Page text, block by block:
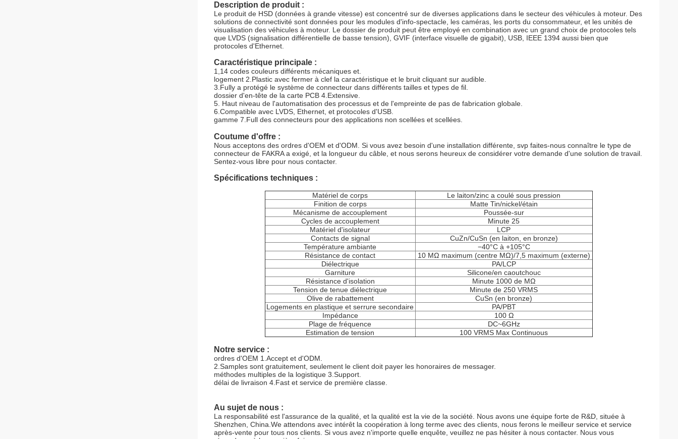
Description de produit :
Le produit de HSD (données à grande vitesse) est concentré sur de diverses applications dans le secteur des véhicules à moteur. Des
solutions de connectivité sont données pour les modules d'info-spectacle, les caméras, les ports du consommateur, et les unités de
visualisation des véhicules à moteur. Le dossier de produit peut être employé en combination avec un grand choix de protocoles tels
que LVDS (signalisation différentielle de basse tension), GVIF (interface visuelle de gigabit), USB, IEEE 1394 aussi bien que
protocoles d'Ethernet.
Caractéristique principale :
1,14 codes couleurs différents mécaniques et.
logement 2.Plastic avec fermer à clef la caractéristique et le bruit cliquant sur audible.
3.Fully a protégé le système de connecteur dans différents tailles et types de fil.
dossier d'en-tête de la carte PCB 4.Extensive.
5. Haut niveau de l'automatisation des processus et de l'empreinte de pas de fabrication globale.
6.Compatible avec LVDS, Ethernet, et protocoles d'USB.
gamme 7.Full des connecteurs pour des applications non scellées et scellées.
Coutume d'offre :
Nous acceptons des ordres d'OEM et d'ODM. Si vous avez besoin d'une installation différente, svp faites-nous connaître le type de
connecteur de FAKRA a exigé, et la longueur du câble, et nous serons heureux de considérer votre demande d'une solution de travail.
Sentez-vous libre pour nous contacter.
Spécifications techniques :
Matériel de corps
Le laiton/zinc a coulé sous pression
Finition de corps
Matte Tin/nickel/étain
Mécanisme de accouplement
Poussée-sur
Cycles de accouplement
Minute 25
Matériel d'isolateur
LCP
Contacts de signal
CuZn/CuSn (en laiton, en bronze)
Température ambiante
−40°C à +105°C
Résistance de contact
10 MΩ maximum (centre MΩ)/7,5 maximum (externe)
Diélectrique
PA/LCP
Garniture
Silicone/en caoutchouc
Résistance d'isolation
Minute 1000 de MΩ
Tension de tenue diélectrique
Minute de 250 VRMS
Olive de rabattement
CuSn (en bronze)
Logements en plastique et serrure secondaire
PA/PBT
Impédance
100 Ω
Plage de fréquence
DC~6GHz
Estimation de tension
100 VRMS Max Continuous
Notre service :
ordres d'OEM 1.Accept et d'ODM.
2.Samples sont gratuitement, seulement le client doit payer les honoraires de messager.
méthodes multiples de la logistique 3.Support.
délai de livraison 4.Fast et service de première classe.
Au sujet de nous :
La responsabilité est l'assurance de la qualité, et la qualité est la vie de la société. Nous avons une équipe forte de R&D, située à
Shenzhen, China.We attendons avec intérêt la coopération à long terme avec des clients, nous ferons le meilleur service et service
après-vente pour tous nos clients. Si vous avez n'importe quelle enquête, veuillez ne pas hésiter à nous contacter. Nous vous